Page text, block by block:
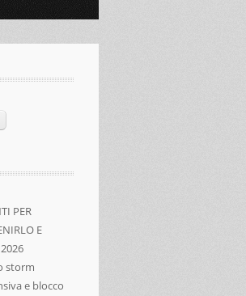
PER
E
storm
e blocco